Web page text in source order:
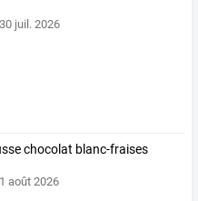
30 juil. 2026
chocolat blanc-fraises
1 août 2026